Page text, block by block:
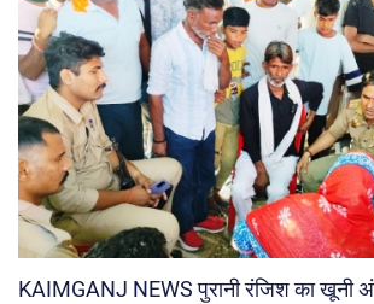
KAIMGANJ NEWS पुरानी रंजिश का खूनी